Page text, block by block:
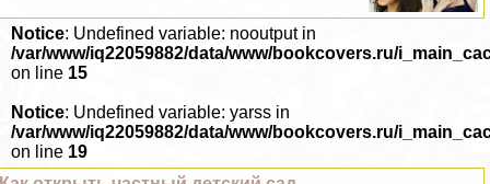
Notice: Undefined variable: nooutput in
/var/www/iq22059882/data/www/bookcovers.ru/
on line 15
Notice: Undefined variable: yarss in
/var/www/iq22059882/data/www/bookcovers.ru/
on line 19